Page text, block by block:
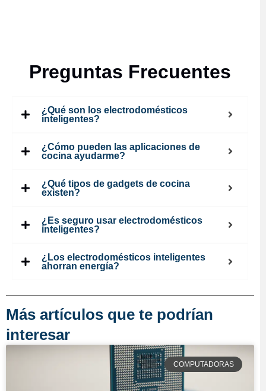
Preguntas Frecuentes
¿Qué son los electrodomésticos
inteligentes?
¿Cómo pueden las aplicaciones de
cocina ayudarme?
¿Qué tipos de gadgets de cocina
existen?
¿Es seguro usar electrodomésticos
inteligentes?
¿Los electrodomésticos inteligentes
ahorran energía?
Más artículos que te podrían
interesar
COMPUTADORAS